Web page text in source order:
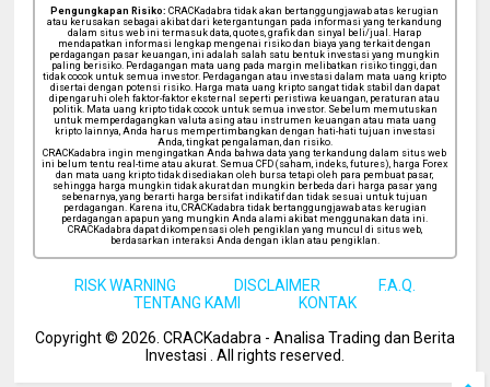
Pengungkapan Risiko: CRACKadabra tidak akan bertanggungjawab atas kerugian
atau kerusakan sebagai akibat dari ketergantungan pada informasi yang terkandung
dalam situs web ini termasuk data, quotes, grafik dan sinyal beli/jual. Harap
mendapatkan informasi lengkap mengenai risiko dan biaya yang terkait dengan
perdagangan pasar keuangan, ini adalah salah satu bentuk investasi yang mungkin
paling berisiko. Perdagangan mata uang pada margin melibatkan risiko tinggi, dan
tidak cocok untuk semua investor. Perdagangan atau investasi dalam mata uang kripto
disertai dengan potensi risiko. Harga mata uang kripto sangat tidak stabil dan dapat
dipengaruhi oleh faktor-faktor eksternal seperti peristiwa keuangan, peraturan atau
politik. Mata uang kripto tidak cocok untuk semua investor. Sebelum memutuskan
untuk memperdagangkan valuta asing atau instrumen keuangan atau mata uang
kripto lainnya, Anda harus mempertimbangkan dengan hati-hati tujuan investasi
Anda, tingkat pengalaman, dan risiko.
CRACKadabra ingin mengingatkan Anda bahwa data yang terkandung dalam situs web
ini belum tentu real-time atau akurat. Semua CFD (saham, indeks, futures), harga Forex
dan mata uang kripto tidak disediakan oleh bursa tetapi oleh para pembuat pasar,
sehingga harga mungkin tidak akurat dan mungkin berbeda dari harga pasar yang
sebenarnya, yang berarti harga bersifat indikatif dan tidak sesuai untuk tujuan
perdagangan. Karena itu, CRACKadabra tidak bertanggungjawab atas kerugian
perdagangan apapun yang mungkin Anda alami akibat menggunakan data ini.
CRACKadabra dapat dikompensasi oleh pengiklan yang muncul di situs web,
berdasarkan interaksi Anda dengan iklan atau pengiklan.
RISK WARNING DISCLAIMER
F.A.Q.
TENTANG KAMI
KONTAK
Copyright © 2026. CRACKadabra - Analisa Trading dan Berita
Investasi . All rights reserved.